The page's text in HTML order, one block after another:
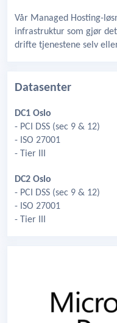
Vår Managed Hosting-
infrastruktur som gjør
drifte tjenestene selv
Datasenter
DC1 Oslo
- PCI DSS (sec 9 & 12)
- ISO 27001
- Tier III
DC2 Oslo
- PCI DSS (sec 9 & 12)
- ISO 27001
- Tier III